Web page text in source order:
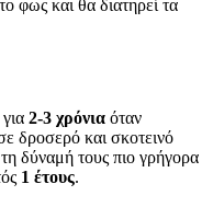
φως και θα διατηρεί τα
2-3 χρόνια όταν
δροσερό και σκοτεινό
δύναμή τους πιο γρήγορα
1 έτους.